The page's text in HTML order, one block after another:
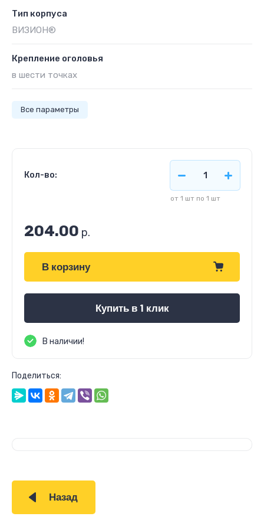
Тип корпуса
ВИЗИОН®
Крепление оголовья
в шести точках
Все параметры
Кол-во:
от 1 шт по 1 шт
204.00 р.
В корзину
Купить в 1 клик
В наличии!
Поделиться:
Назад